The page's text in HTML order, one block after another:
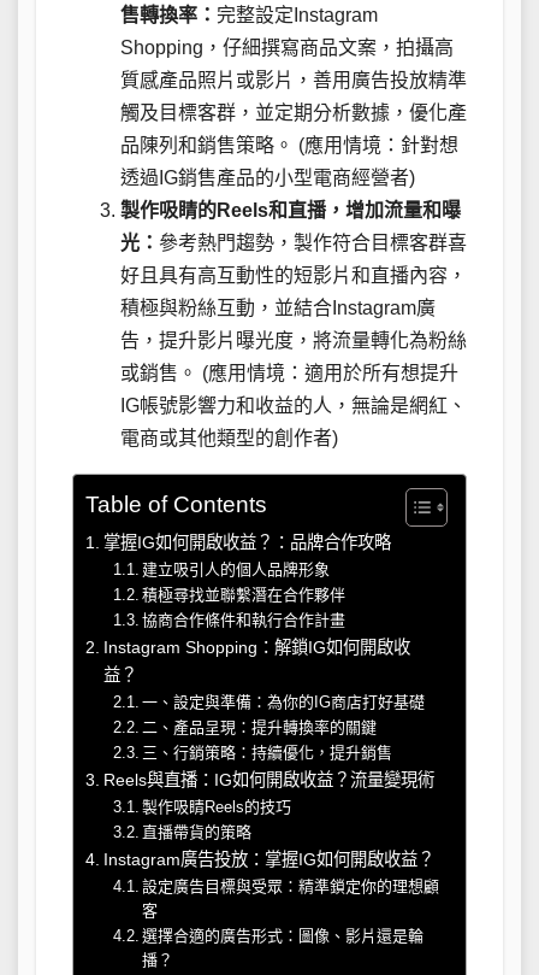
售轉換率： 完整設定Instagram
Shopping，仔細撰寫商品文案，拍攝高
質感產品照片或影片，善用廣告投放精準
觸及目標客群，並定期分析數據，優化產
品陳列和銷售策略。 (應用情境：針對想
透過IG銷售產品的小型電商經營者)
製作吸睛的Reels和直播，增加流量和曝
光： 參考熱門趨勢，製作符合目標客群喜
好且具有高互動性的短影片和直播內容，
積極與粉絲互動，並結合Instagram廣
告，提升影片曝光度，將流量轉化為粉絲
或銷售。 (應用情境：適用於所有想提升
IG帳號影響力和收益的人，無論是網紅、
電商或其他類型的創作者)
Table of Contents
掌握IG如何開啟收益？：品牌合作攻略
建立吸引人的個人品牌形象
積極尋找並聯繫潛在合作夥伴
協商合作條件和執行合作計畫
Instagram Shopping：解鎖IG如何開啟收
益？
一、設定與準備：為你的IG商店打好基礎
二、產品呈現：提升轉換率的關鍵
三、行銷策略：持續優化，提升銷售
Reels與直播：IG如何開啟收益？流量變現術
製作吸睛Reels的技巧
直播帶貨的策略
Instagram廣告投放：掌握IG如何開啟收益？
設定廣告目標與受眾：精準鎖定你的理想顧
客
選擇合適的廣告形式：圖像、影片還是輪
播？